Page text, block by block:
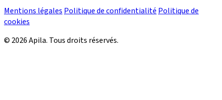
Mentions légales Politique de confidentialité Politique de
cookies
© 2026 Apila. Tous droits réservés.